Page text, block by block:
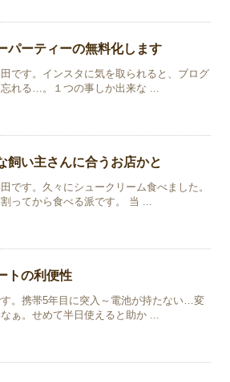
パーティーの無料化します
です。インスタに気を取られると、ブログ
れる…。１つの事しか出来な ...
飼い主さんに合うお店かと
です。久々にシュークリーム食べました。
ってから食べる派です。 当 ...
トの利便性
。携帯5年目に突入～電池が持たない…変
ぁ。せめて半日使えると助か ...